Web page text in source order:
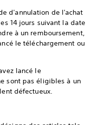
d'annulation de l'achat
14 jours suivant la date
à un remboursement,
le téléchargement ou
lancé le
sont pas éligibles à un
défectueux.